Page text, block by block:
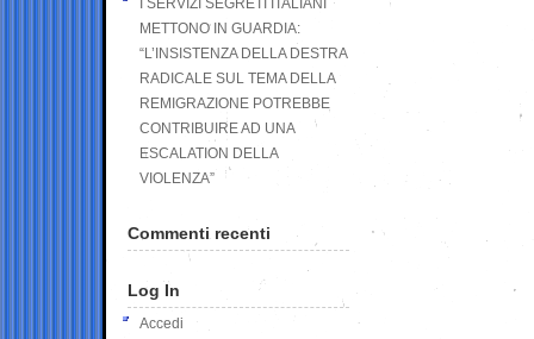
I SERVIZI SEGRETI ITALIANI
METTONO IN GUARDIA:
“L’INSISTENZA DELLA DESTRA
RADICALE SUL TEMA DELLA
REMIGRAZIONE POTREBBE
CONTRIBUIRE AD UNA
ESCALATION DELLA
VIOLENZA”
Commenti recenti
Log In
Accedi